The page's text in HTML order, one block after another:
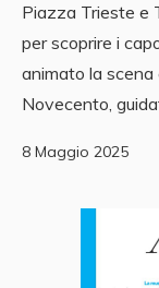
Piazza Trieste e
per scoprire i
animato la
Novecento,
8 Maggio 2025